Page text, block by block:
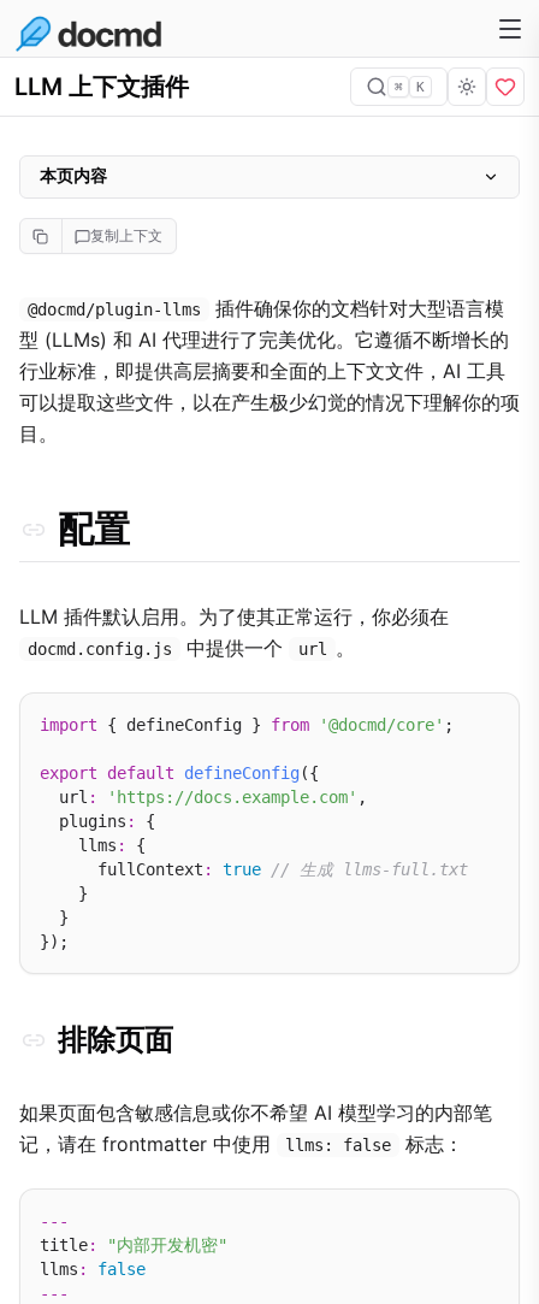
LLM 上下文插件 ⌘ K
复制上下文
@docmd/plugin-llms
插件确保你的文档针对大型语言模
型 (LLMs) 和 AI 代理进行了完美优化。它遵循不断增长的
行业标准，即提供高层摘要和全面的上下文文件，AI 工具
可以提取这些文件，以在产生极少幻觉的情况下理解你的项
目。
配置
LLM 插件默认启用。为了使其正常运行，你必须在
docmd.config.js 中提供一个 url 。
import { defineConfig } from '@docmd/core' ;
export default defineConfig({
  url
: 'https://docs.example.com' ,
  plugins
:
{
    llms
:
{
      fullContext
: true
// 生成 llms-full.txt
    }
  }
排除页面
如果页面包含敏感信息或你不希望 AI 模型学习的内部笔
记，请在 frontmatter 中使用
llms: false 标志：
---
title:
"内部开发机密"
llms :
false
---
本页内容
配置
排除页面